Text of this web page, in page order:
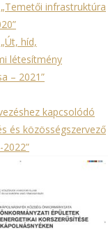
infrastruktúra
híd,
létesítmény
– 2021”
kapcsolódó
és közösségszervező